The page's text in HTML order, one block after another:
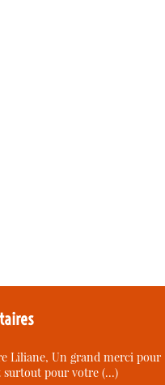
Liliane, Un grand merci pour
surtout pour votre (…)